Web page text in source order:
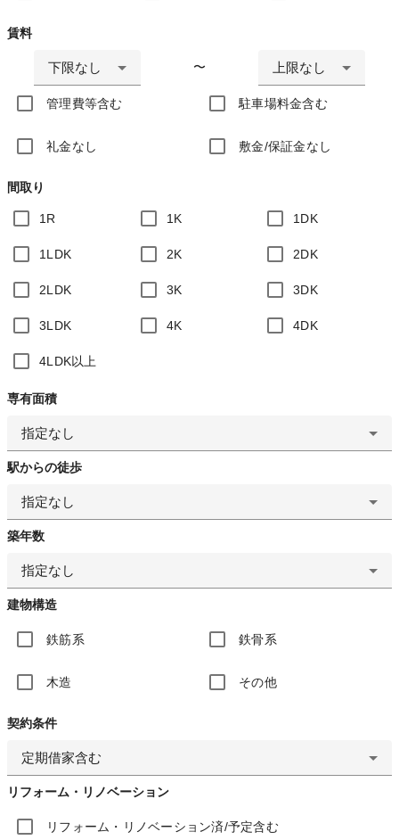
賃料
下限なし 〜 上限なし
管理費等含む 駐車場料金含む
礼金なし 敷金/保証金なし
間取り
1R 1K 1DK
1LDK 2K 2DK
2LDK 3K 3DK
3LDK 4K 4DK
4LDK以上
専有面積
指定なし
駅からの徒歩
指定なし
築年数
指定なし
建物構造
鉄筋系 鉄骨系
木造 その他
契約条件
定期借家含む
リフォーム・リノベーション
リフォーム・リノベーション済/予定含む